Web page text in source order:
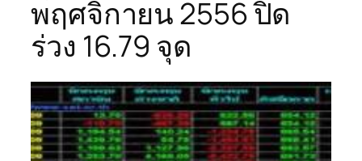
พฤศจิกายน 2556 ปิด
ร่วง 16.79 จุด